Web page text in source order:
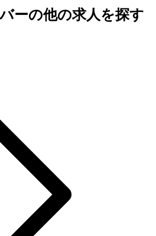
ーの他の求人を探す